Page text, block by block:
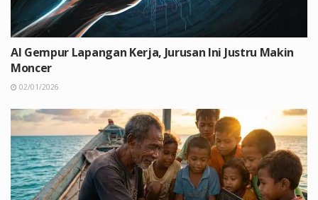
AI Gempur Lapangan Kerja, Jurusan Ini Justru Makin
Moncer
02/01/2026